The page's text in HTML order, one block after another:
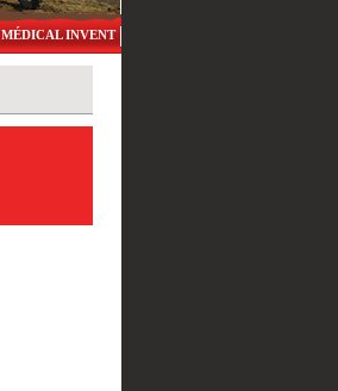
MÉDICAL INVENT